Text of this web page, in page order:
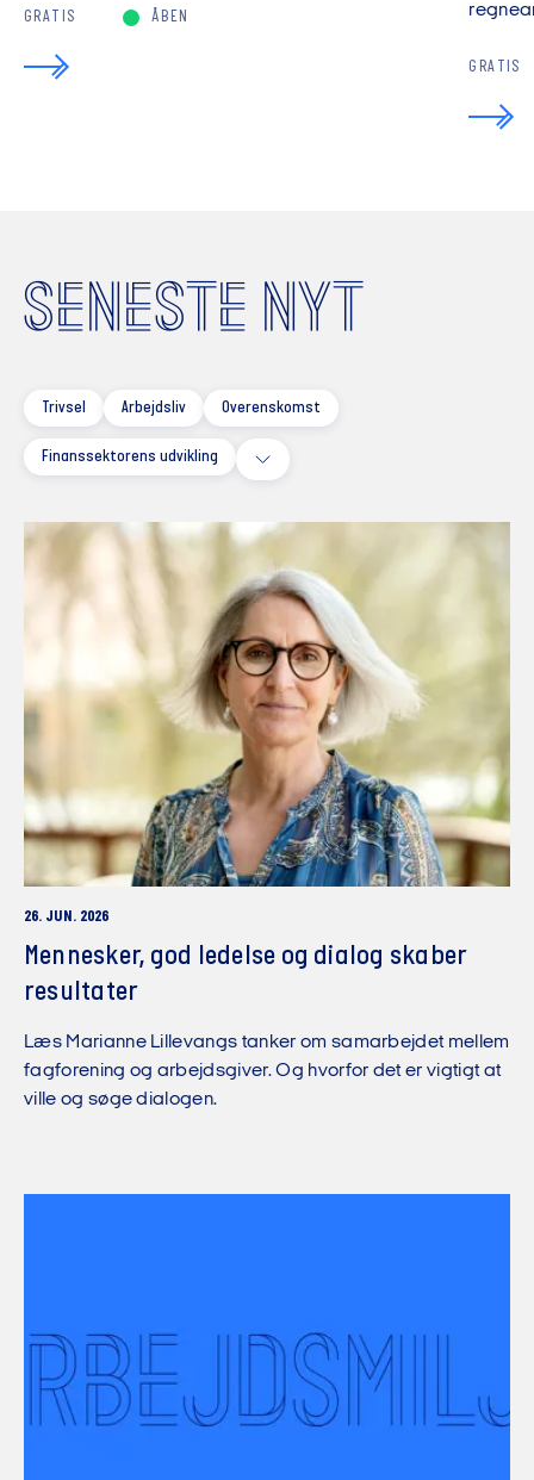
GRATIS ÅBEN
GRATIS
SENESTE NYT
Trivsel Arbejdsliv Overenskomst
Finanssektorens udvikling
26. JUN. 2026
Mennesker, god ledelse og dialog skaber
resultater
Læs Marianne Lillevangs tanker om samarbejdet mellem
fagforening og arbejdsgiver. Og hvorfor det er vigtigt at
ville og søge dialogen.